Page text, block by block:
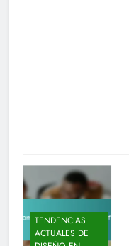
TENDENCIAS
ACTUALES DE